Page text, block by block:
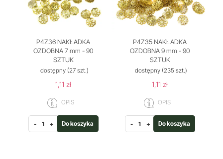
P4Z36 NAKŁADKA
OZDOBNA 7 mm - 90
SZTUK
dostępny (27 szt.)
1,11 zł
OPIS
- + Do koszyka
P4Z35 NAKŁADKA
OZDOBNA 9 mm - 90
SZTUK
dostępny (235 szt.)
1,11 zł
OPIS
- + Do koszyka